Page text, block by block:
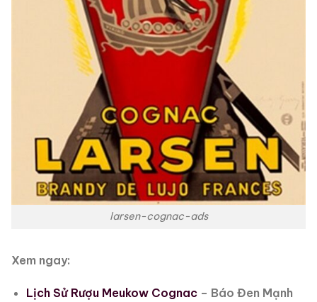
larsen-cognac-ads
Xem ngay:
Lịch Sử Rượu Meukow Cognac – Báo Đen Mạnh